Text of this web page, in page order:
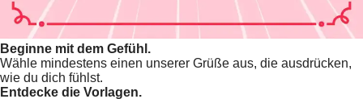
Beginne mit dem Gefühl.
Wähle mindestens einen unserer Grüße aus, die ausdrücken,
wie du dich fühlst.
Entdecke die Vorlagen.